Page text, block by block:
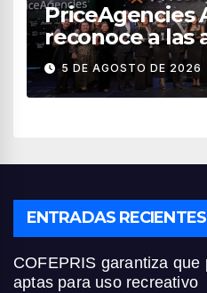
PriceAgencies
reconoce a las
impulsan el
turismo en
5 DE AGOSTO DE 2026
ENTRADAS RECIENTES
COFEPRIS garantiza
aptas para uso recreativo